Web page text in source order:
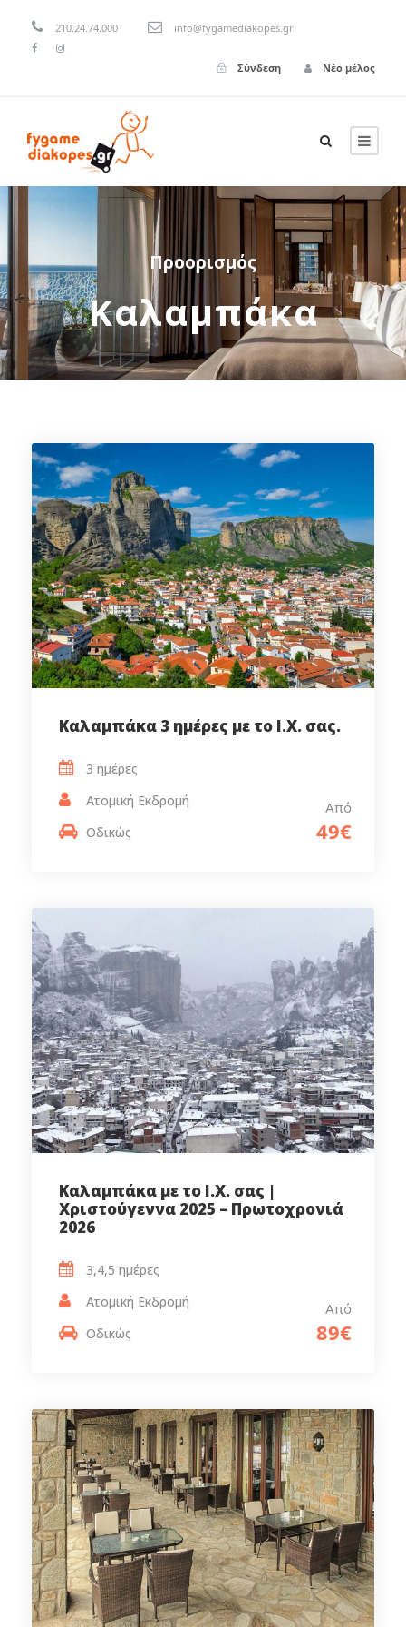
210.24.74.000 info@fygamediakopes.gr
Σύνδεση Νέο μέλος
Προορισμός
Καλαμπάκα
Καλαμπάκα 3 ημέρες με το Ι.Χ. σας.
Από
49€
3 ημέρες‎
Ατομική Εκδρομή
Οδικώς
Καλαμπάκα με το Ι.Χ. σας |
Χριστούγεννα 2025 – Πρωτοχρονιά
2026
Από
89€
3,4,5 ημέρες‎
Ατομική Εκδρομή
Οδικώς